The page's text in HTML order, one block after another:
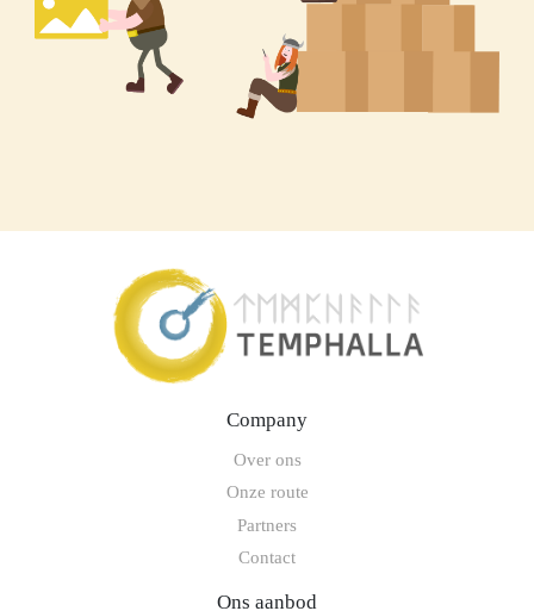
Company
Over ons
Onze route
Partners
Contact
Ons aanbod